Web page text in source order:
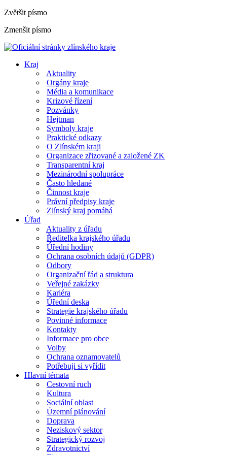
Zvětšit písmo
Zmenšit písmo
Kraj
Aktuality
Orgány kraje
Média a komunikace
Krizové řízení
Pozvánky
Hejtman
Symboly kraje
Praktické odkazy
O Zlínském kraji
Organizace zřizované a založené ZK
Transparentní kraj
Mezinárodní spolupráce
Často hledané
Činnost kraje
Právní předpisy kraje
Zlínský kraj pomáhá
Úřad
Aktuality z úřadu
Ředitelka krajského úřadu
Úřední hodiny
Ochrana osobních údajů (GDPR)
Odbory
Organizační řád a struktura
Veřejné zakázky
Kariéra
Úřední deska
Strategie krajského úřadu
Povinné informace
Kontakty
Informace pro obce
Volby
Ochrana oznamovatelů
Potřebuji si vyřídit
Hlavní témata
Cestovní ruch
Kultura
Sociální oblast
Územní plánování
Doprava
Neziskový sektor
Strategický rozvoj
Zdravotnictví